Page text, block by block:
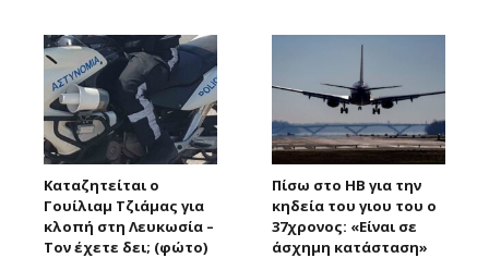
Καταζητείται ο
Γουίλιαμ Τζιάμας για
κλοπή στη Λευκωσία –
Τον έχετε δει; (φώτο)
Πίσω στο ΗΒ για την
κηδεία του γιου του ο
37χρονος: «Είναι σε
άσχημη κατάσταση»